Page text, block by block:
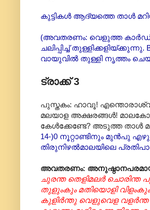
കുട്ടികൾ ആദ്യത്തെ താൾ
(അവതരണം: വെളുത്ത കാർഡ്
ചലിപ്പിച്ച്
വായുവിൽ തുള്ളി നൃത്തം
ട്രാക്ക് 3
പുസ്തകം: ഹാവൂ!
മലയാള അക്ഷരങ്ങൾ!
കേൾക്കേണ്ടേ? അടുത്ത താൾ
14-)0 നൂറ്റാണ്ടിനും മുൻപു
തിരുനിഴൽമാലയിലെ
അവതരണം:
ചുരന്ത തെളിമലർ ചൊരിന്ത
തുളുംകും മതിയൊളി
കുളിർന്തു വെളുവെള വളർന്ത